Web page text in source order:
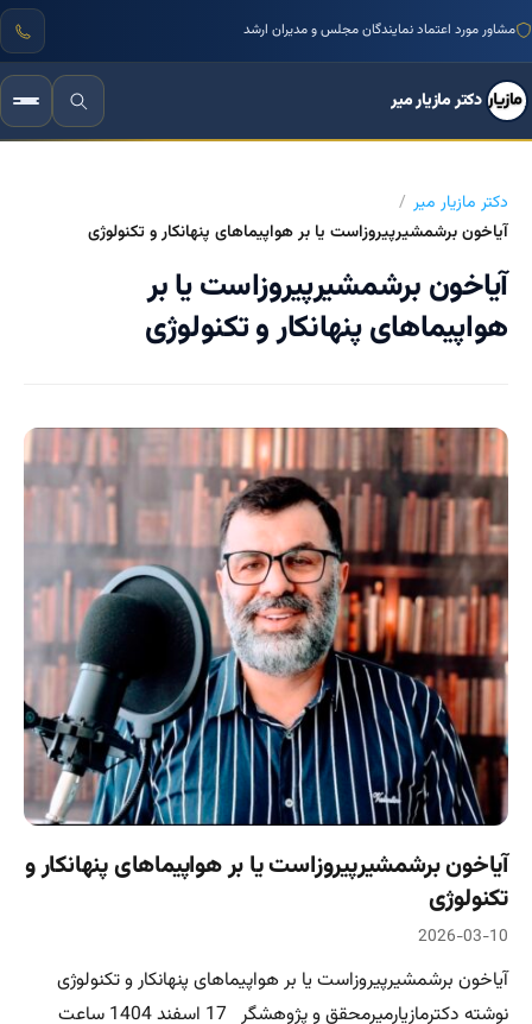
مشاور مورد اعتماد نمایندگان مجلس و مدیران ارشد
دکتر مازیار میر
دکتر مازیار میر
آیاخون برشمشیرپیروزاست یا بر هواپیماهای پنهانکار و تکنولوژی
آیاخون برشمشیرپیروزاست یا بر
هواپیماهای پنهانکار و تکنولوژی
آیاخون برشمشیرپیروزاست یا بر هواپیماهای پنهانکار و
تکنولوژی
2026-03-10
آیاخون برشمشیرپیروزاست یا بر هواپیماهای پنهانکار و تکنولوژی
نوشته دکترمازیارمیرمحقق و پژوهشگر 17 اسفند 1404 ساعت